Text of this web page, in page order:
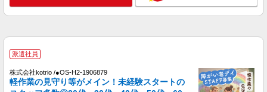
派遣社員
株式会社kotrio /●OS-H2-1906879
軽作業の見守り等がメイン！未経験スタートの